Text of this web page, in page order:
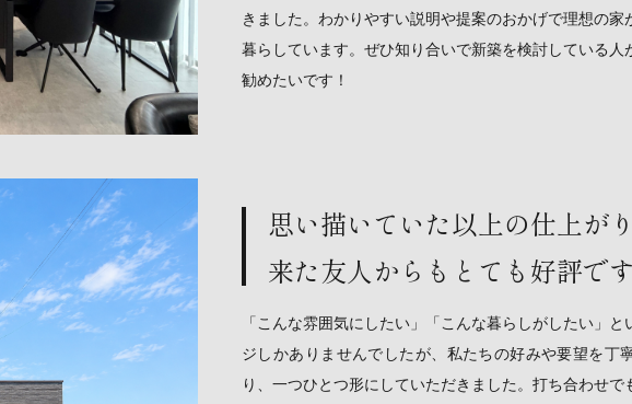
きました。わかりやすい説明や提案のおかげで理想の家
暮らしています。ぜひ知り合いで新築を検討している人
勧めたいです！
思い描いていた以上の仕上が
来た友人からもとても好評です
「こんな雰囲気にしたい」「こんな暮らしがしたい」
ジしかありませんでしたが、私たちの好みや要望を丁
り、一つひとつ形にしていただきました。打ち合わせで